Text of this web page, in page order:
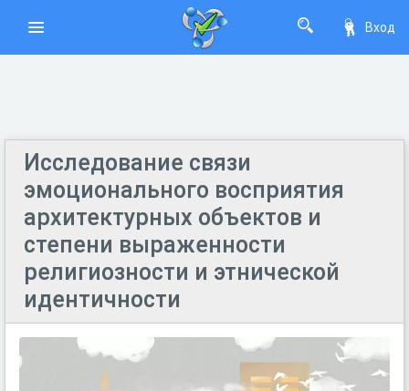
Вход
Исследование связи
эмоционального восприятия
архитектурных объектов и
степени выраженности
религиозности и этнической
идентичности